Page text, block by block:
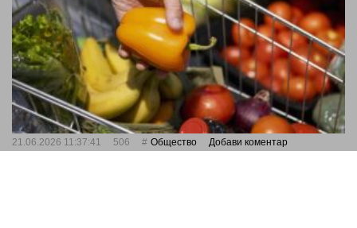
21.06.2026 11:37:41 506 Общество Добави коментар